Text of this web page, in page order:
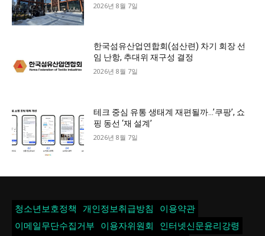
2026년 8월 7일
한국섬유산업연합회(섬산련) 차기 회장 선
임 난항, 추대위 재구성 결정
2026년 8월 7일
테크 중심 유통 생태계 재편될까…’쿠팡’, 쇼
핑 동선 ‘재 설계’
2026년 8월 7일
청소년보호정책 개인정보취급방침
이용약관
이메일무단수집거부
이용자위원회
인터넷신문윤리강령